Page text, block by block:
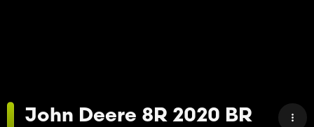
John Deere 8R 2020 BR